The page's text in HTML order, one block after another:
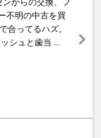
不明の中古を買
合ってるハズ。
シュと歯当 ...